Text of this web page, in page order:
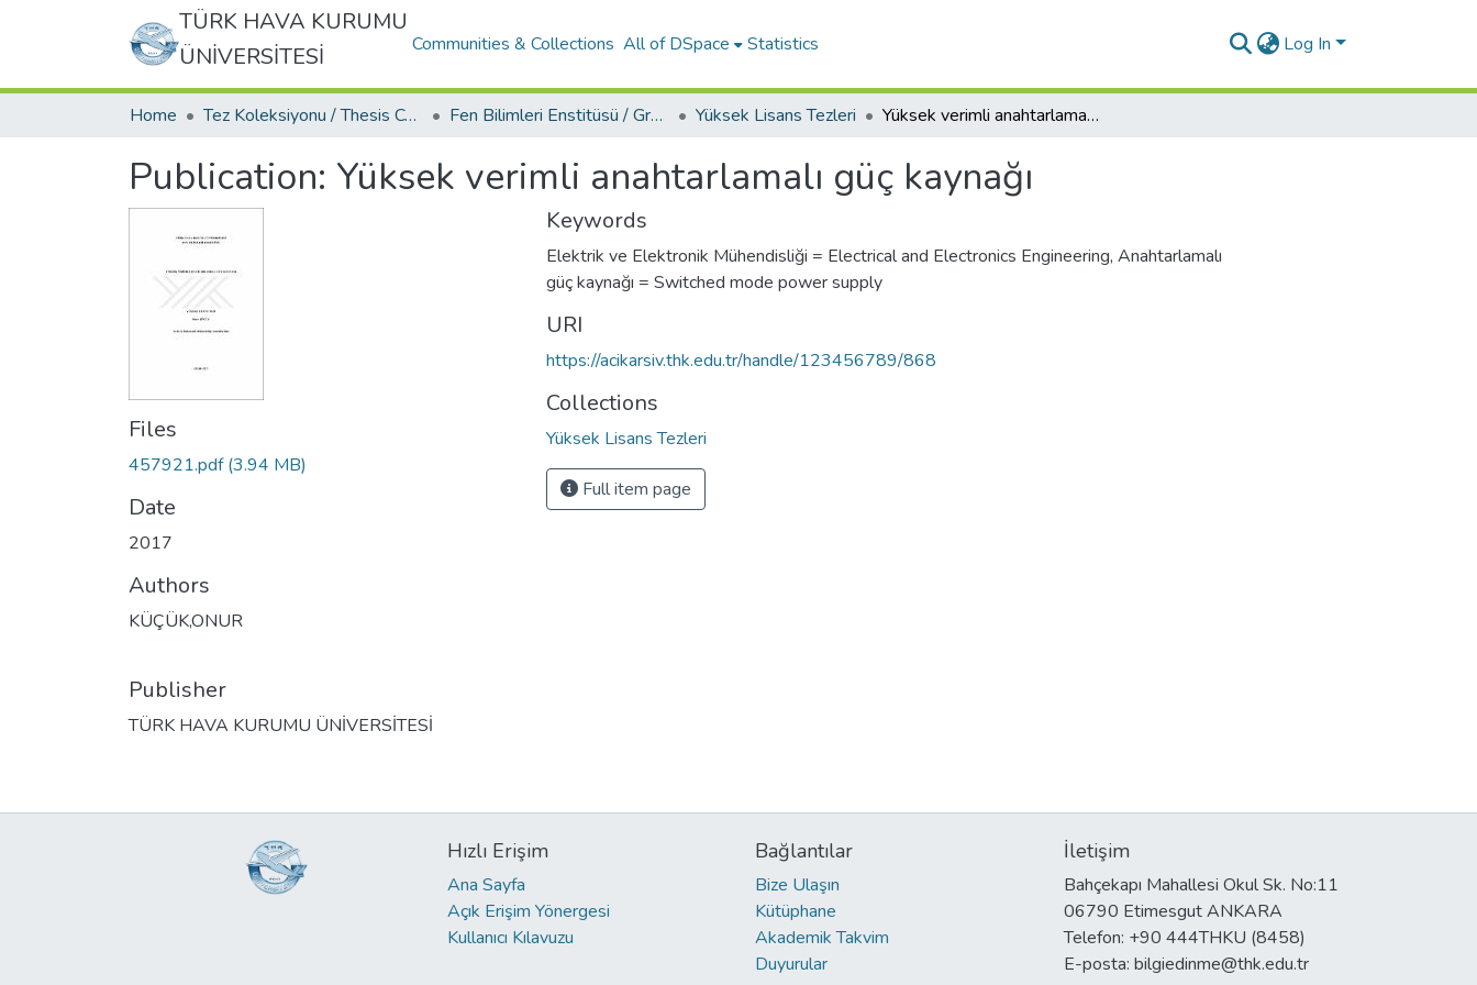
TÜRK HAVA KURUMU
ÜNİVERSİTESİ
Communities & Collections All of DSpace Statistics Log In
Home Tez Koleksiyonu / Thesis Collection Fen Bilimleri Enstitüsü / Graduate School Of Natural Applied Sciences Yüksek Lisans Tezleri Yüksek verimli anahtarlamalı güç kaynağı
Publication: Yüksek verimli anahtarlamalı güç kaynağı
Files
457921.pdf(3.94 MB)
Date
2017
Authors
KÜÇÜK,ONUR
Publisher
TÜRK HAVA KURUMU ÜNİVERSİTESİ
Keywords
Elektrik ve Elektronik Mühendisliği = Electrical and Electronics Engineering, Anahtarlamalı
güç kaynağı = Switched mode power supply
URI
https://acikarsiv.thk.edu.tr/handle/123456789/868
Collections
Yüksek Lisans Tezleri
Full item page
Hızlı Erişim
Ana Sayfa
Açık Erişim Yönergesi
Kullanıcı Kılavuzu
Bağlantılar
Bize Ulaşın
Kütüphane
Akademik Takvim
Duyurular
İletişim
Bahçekapı Mahallesi Okul Sk. No:11
06790 Etimesgut ANKARA
Telefon: +90 444THKU (8458)
E-posta: bilgiedinme@thk.edu.tr